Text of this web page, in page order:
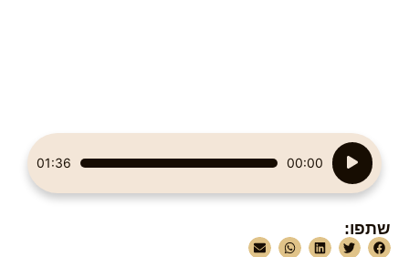
נגן
אודיו
00:00
01:36
שתפו: